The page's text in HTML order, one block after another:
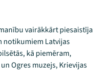
vairākkārt piesaistīja
notikumiem Latvijas
kā piemēram,
Ogres muzejs, Krievijas